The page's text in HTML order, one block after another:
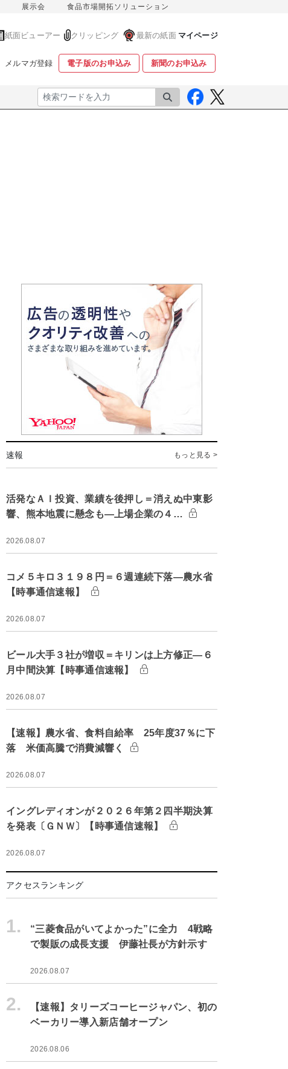
展示会 食品市場開拓ソリューション
紙面ビューアー クリッピング 最新の紙面 マイページ
メルマガ登録 電子版のお申込み 新聞のお申込み
検索
速報 もっと見る >
活発なＡＩ投資、業績を後押し＝消えぬ中東影
響、熊本地震に懸念も―上場企業の４…
2026.08.07
コメ５キロ３１９８円＝６週連続下落―農水省
【時事通信速報】
2026.08.07
ビール大手３社が増収＝キリンは上方修正―６
月中間決算【時事通信速報】
2026.08.07
【速報】農水省、食料自給率 25年度37％に下
落 米価高騰で消費減響く
2026.08.07
イングレディオンが２０２６年第２四半期決算
を発表〔ＧＮＷ〕【時事通信速報】
2026.08.07
アクセスランキング
1.
“三菱食品がいてよかった”に全力 4戦略
で製販の成長支援 伊藤社長が方針示す
2026.08.07
2.
【速報】タリーズコーヒージャパン、初の
ベーカリー導入新店舗オープン
2026.08.06